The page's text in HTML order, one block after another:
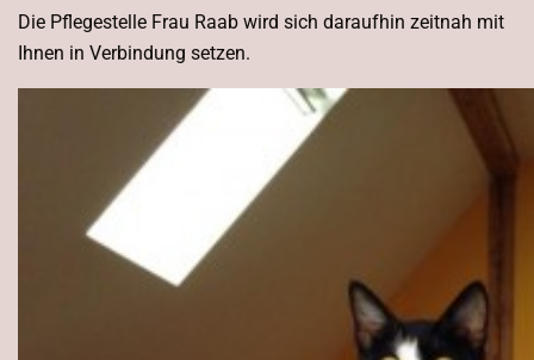
Die Pflegestelle Frau Raab wird sich daraufhin zeitnah mit
Ihnen in Verbindung setzen.